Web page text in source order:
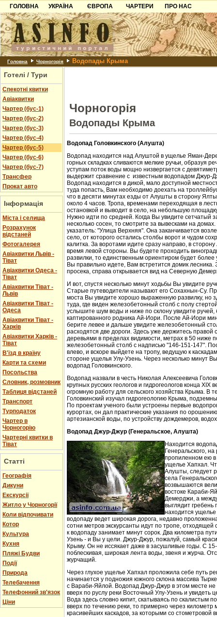
ГОЛОВНА
УКРАЇНА
Карпати
Азов
Причорноморря
Шацьк
ЄВРОПА
Чорногорія
Хорватія
Болгарія
Албанія
ЧАРТЕРИ
ПРО НАС
Контакти
Партнерам
Додати готель
Головна Чорногорія Водопады Крыма
Готелі / Тури
Спекотні квитки
Авіаквитки
Чартер (бус-1)
Чартер (бус-2)
Чартер (бус-3)
Чартер (бус-4)
Чартер (бус-5)
Чартер (бус-6)
Чартер (бус-7)
Трансфер
Прокат авто
Інформація
Міста і селища
Розрахунок
відстаней
Фотогалерея
Авіаквитки Львів -
Тіват
Авіаквитки Одеса -
Тіват
Авіаквитки Тіват -
Львів
Авіаквитки Тіват -
Одеса
Авіаквитки Тіват -
Харків
Авіаквитки Харків -
Тіват
В'їзд в країну
Карти та схеми
Посольства
Словник, розмовник
Таблиця відстаней
Транспорт
Турподаток
Чартер в
Чорногорію
Чартерні квитки в
Тіват
Статті
Географія
Дикуни
Екскурсії
Житло у Чорногорії
Коли відпочивати
Котор
Культура
Кухня
Пляжі Будви
Події
Природа
Телебачення
Телефонний зв'язок
Ціни
Чорногорія
Водопады Крыма
Водопад Головкинского (Алушта)
Водопад находится над Алуштой в ущелье Яман-
горных складках сливаются мелкие ручьи, образуя
уступам поток воды мощно низвергается с
выдержит сравнение с известным водопадом Джур-
Водопад находится в дикой, мало доступной
туда попасть, Вам необходимо доехать на
что в десяти минутах езды от Алушты в сторону
около 4 часов. Тропа, временами переходящая в
остановкой и выводит в село, на небольшую
Нужно идти по средней. Когда Вы увидите сетчатый
несколько сосен, то смотрите за вывесками на
указатель: "Улица Верхняя". Она заканчивается
село, от которого остались столбы ворот и чудом
калитка. За воротами идите сразу направо, в
время левой стороны. Вы будете проходить
развилки, то единственным ориентиром будет более
Вы правильно идете, Вам встретится домик лесника.
просека, справа открывается вид на Северную
И вот, спустя несколько минут ходьбы Вы увидите
Старые путеводители называют его Сохахнын-Су.
моста Вы увидите хорошо выраженную развилку, но
туда, где виден железобетонный столб с полу
услышите шум воды и ниже по склону увидите
каптированного родника Ай-Иори. После Ай-Иори
берите левее и дальше увидите железобетонный
расходятся две дороги. Здесь уже держитесь правой
деревьями в пределах видимости, метрах в 50 ниже
железобетонный столб с надписью "146-151-147".
влево, и вскоре выйдете на тропу, ведущую к
стороне ущелья Улу-Узень. Через несколько минут
водопад Головкинского.
Водопад назвали в честь Николая Алексеевича
крупных русских геологов и гидрогеологов конца XIX
огромную работу для сельского хозяйства Крыма. В
Головкинский изучал гидрогеологию Крыма,
По проектам ученого были устроены первые
курортах, он дал практические указания по
артезианской воды, по устройству дождемеров,
Водопад Джур-Джур (Генеральское, Алушта)
Находится
Генеральского,
пропиленном ею в
ущелье Хапхал.
Алушты, следует
села
возвышаются
востоке Караби-
Демерджи, а
выглядит гребень
находится
водопаду ведет широкая дорога, недавно
сотни метров экскурсанты идут по тропе, отходящей
к водопаду занимает минут сорок. Два километра
Узень - и Вы у цели. Джур-Джур, пожалуй, самый
Крыму. Он не иссякает даже в засушливые годы. С
поблескивая, широкая лента воды, звеня и журча.
журчащий.
Через глухое ущелье Хапхал проложила себе путь
начинается у подножия южного склона массива
с Вараби-Яйлой. Водопад Джур-Джур в этом месте
вверх по руслу реки Восточный Улу-Узень и увидеть
Вода здесь словно кипит, скатываясь по скалистым
вверх по течению реки, то примерно через километр
красивейших каскадов, за которыми со стометровой